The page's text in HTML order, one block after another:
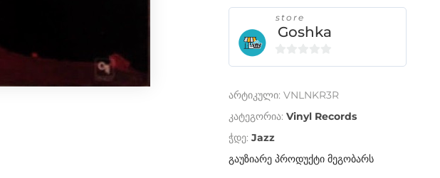
store
Goshka
0
u
f
5
არტიკული: VNLNKR3R
კატეგორია: Vinyl Records
ჭდე: Jazz
გაუზიარე პროდუქტი მეგობარს